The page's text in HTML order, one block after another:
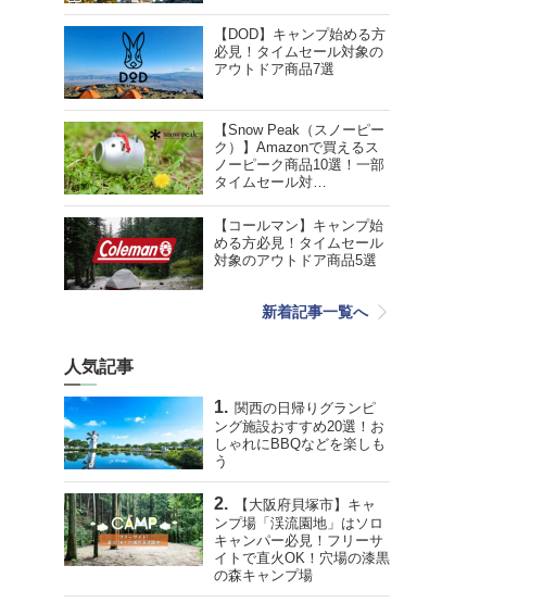
【DOD】キャンプ始める方
必見！タイムセール対象の
アウトドア商品7選
【Snow Peak（スノーピー
ク）】Amazonで買えるス
ノーピーク商品10選！一部
タイムセール対…
【コールマン】キャンプ始
める方必見！タイムセール
対象のアウトドア商品5選
新着記事一覧へ
人気記事
関西の日帰りグランピ
ング施設おすすめ20選！お
しゃれにBBQなどを楽しも
う
【大阪府貝塚市】キャ
ンプ場「渓流園地」はソロ
キャンパー必見！フリーサ
イトで直火OK！穴場の漆黒
の森キャンプ場